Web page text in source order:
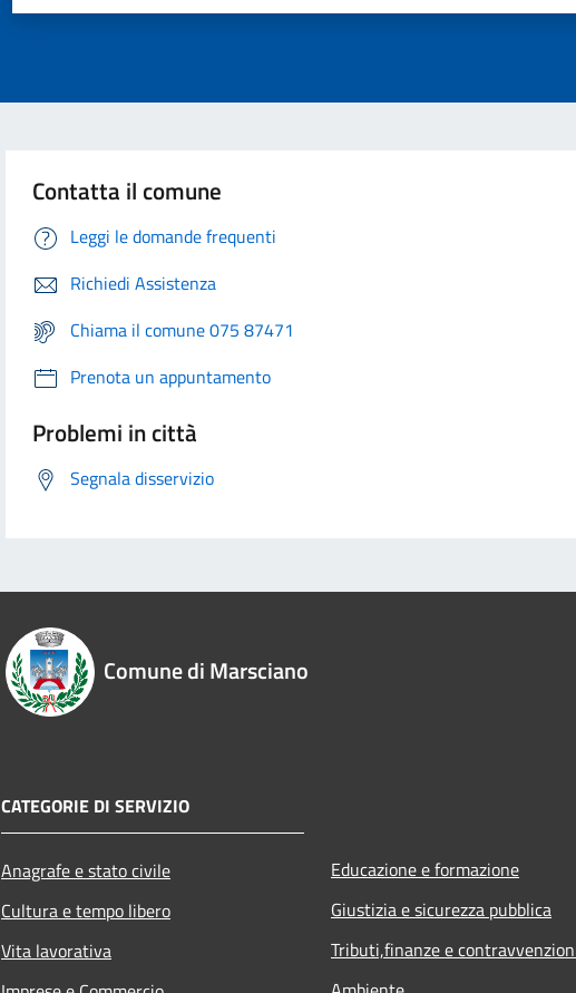
Contatta il comune
Leggi le domande frequenti
Richiedi Assistenza
Chiama il comune 075 87471
Prenota un appuntamento
Problemi in città
Segnala disservizio
Comune di Marsciano
CATEGORIE DI SERVIZIO
Anagrafe e stato civile
Cultura e tempo libero
Vita lavorativa
Educazione e formazione
Giustizia e sicurezza pubblica
Tributi,finanze e